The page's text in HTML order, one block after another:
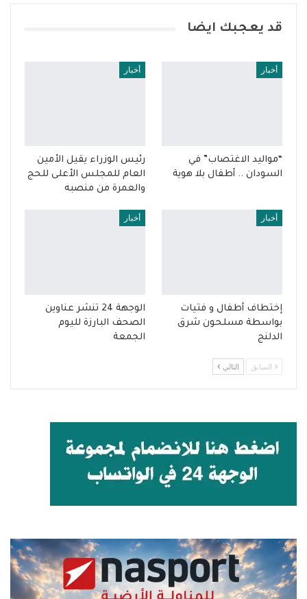
قد يعجبك ايضا
أخبار
“مواليد الاغتصاب” في
السودان .. أطفال بلا هوية
أخبار
رئيس الوزراء يقيل الأمين
العام للمجلس الأعلى للحج
والعمرة من منصبه
أخبار
إختطاف أطفال و فتيات
بواسطة مسلحون شرق
الدلنج
أخبار
الوجهة 24 تنشر عناوين
الصحف البارزة لليوم
الجمعة
السابق التالي